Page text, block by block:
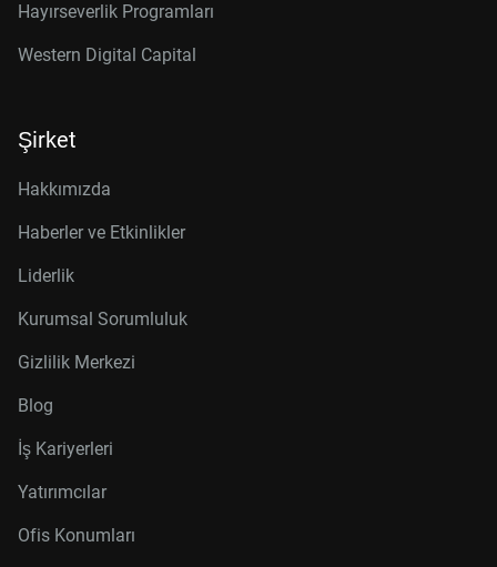
Hayırseverlik Programları
Western Digital Capital
Şirket
Hakkımızda
Haberler ve Etkinlikler
Liderlik
Kurumsal Sorumluluk
Gizlilik Merkezi
Blog
İş Kariyerleri
Yatırımcılar
Ofis Konumları